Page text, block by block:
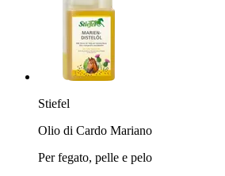
Stiefel
Olio di Cardo Mariano
Per fegato, pelle e pelo